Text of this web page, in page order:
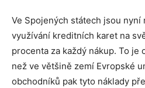
Ve Spojených státech jsou nyní
využívání kreditních karet na
procenta za každý nákup. To je
než ve většině zemí Evropské
obchodníků pak tyto náklady